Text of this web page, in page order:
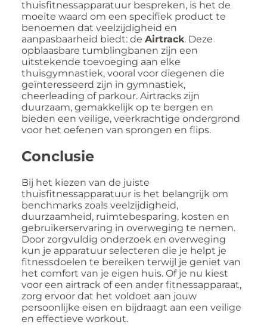
thuisfitnessapparatuur bespreken, is het de
moeite waard om een specifiek product te
benoemen dat veelzijdigheid en
aanpasbaarheid biedt: de Airtrack. Deze
opblaasbare tumblingbanen zijn een
uitstekende toevoeging aan elke
thuisgymnastiek, vooral voor diegenen die
geïnteresseerd zijn in gymnastiek,
cheerleading of parkour. Airtracks zijn
duurzaam, gemakkelijk op te bergen en
bieden een veilige, veerkrachtige ondergrond
voor het oefenen van sprongen en flips.
Conclusie
Bij het kiezen van de juiste
thuisfitnessapparatuur is het belangrijk om
benchmarks zoals veelzijdigheid,
duurzaamheid, ruimtebesparing, kosten en
gebruikerservaring in overweging te nemen.
Door zorgvuldig onderzoek en overweging
kun je apparatuur selecteren die je helpt je
fitnessdoelen te bereiken terwijl je geniet van
het comfort van je eigen huis. Of je nu kiest
voor een airtrack of een ander fitnessapparaat,
zorg ervoor dat het voldoet aan jouw
persoonlijke eisen en bijdraagt aan een veilige
en effectieve workout.